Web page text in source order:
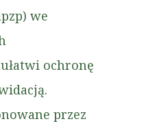
we
ochronę
przez